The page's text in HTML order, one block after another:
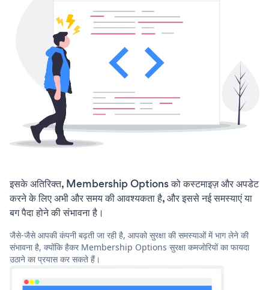
इसके अतिरिक्त, Membership Options को कस्टमाइज़ और अपडेट
करने के लिए अभी और समय की आवश्यकता है, और इससे नई समस्याएं या
बग पैदा होने की संभावना है।
जैसे-जैसे आपकी कंपनी बढ़ती जा रही है, आपको सुरक्षा की समस्याओं में भाग लेने की
संभावना है, क्योंकि हैकर Membership Options सुरक्षा कमजोरियों का फायदा
उठाने का प्रयास कर सकते हैं।